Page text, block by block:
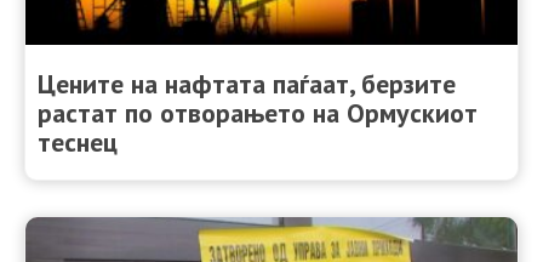
Цените на нафтата паѓаат, берзите
растат по отворањето на Ормускиот
теснец